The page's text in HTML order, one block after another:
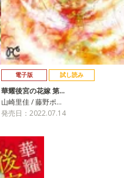
電子版 試し読み
華耀後宮の花嫁 第…
山崎里佳 / 藤野ポ…
発売日：2022.07.14